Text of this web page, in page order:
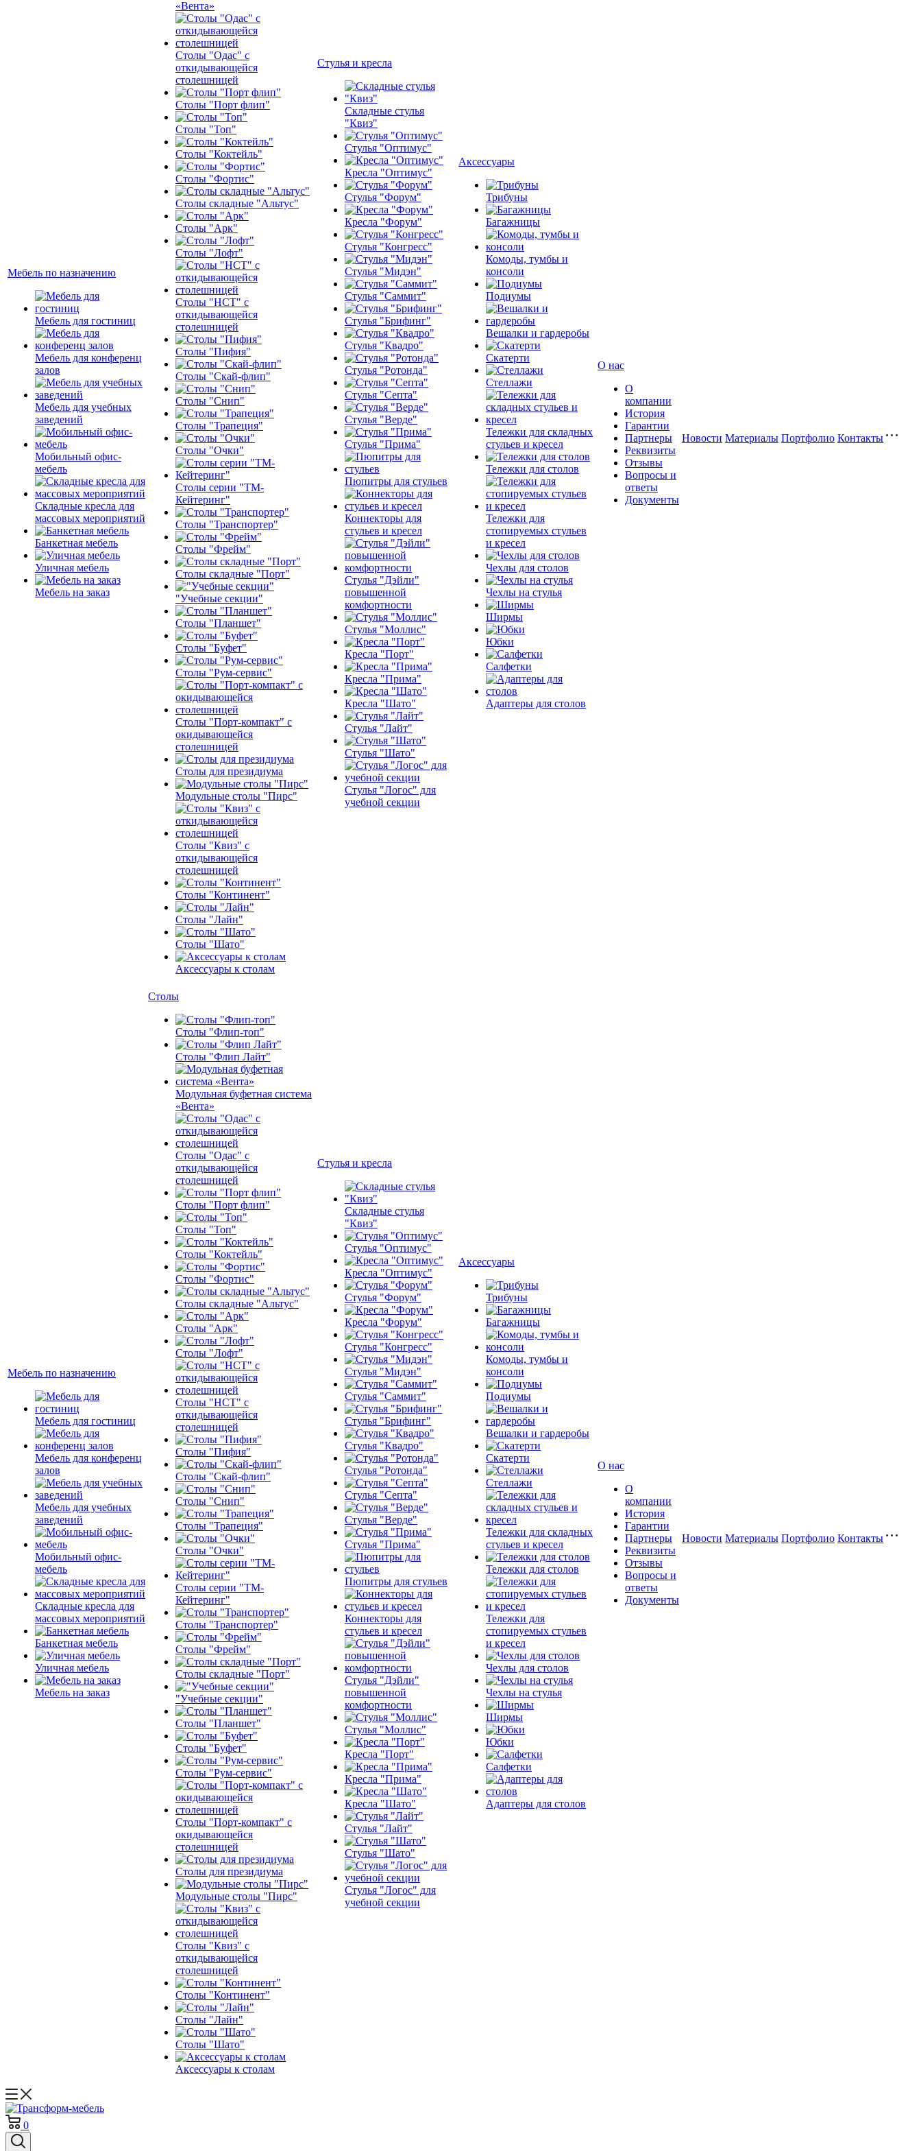
Мебель по назначению
Мебель для гостиниц
Мебель для конференц
залов
Мебель для учебных
заведений
Мобильный офис-
мебель
Складные кресла для
массовых мероприятий
Банкетная мебель
Уличная мебель
Мебель на заказ
«Вента»
Столы "Одас" с
откидывающейся
столешницей
Столы "Порт флип"
Столы "Топ"
Столы "Коктейль"
Столы "Фортис"
Столы складные "Альтус"
Столы "Арк"
Столы "Лофт"
Столы "НСТ" с
откидывающейся
столешницей
Столы "Пифия"
Столы "Скай-флип"
Столы "Снип"
Столы "Трапеция"
Столы "Очки"
Столы серии "ТМ-
Кейтеринг"
Столы "Транспортер"
Столы "Фрейм"
Столы складные "Порт"
"Учебные секции"
Столы "Планшет"
Столы "Буфет"
Столы "Рум-сервис"
Столы "Порт-компакт" с
окидывающейся
столешницей
Столы для президиума
Модульные столы "Пирс"
Столы "Квиз" с
откидывающейся
столешницей
Столы "Континент"
Столы "Лайн"
Столы "Шато"
Аксессуары к столам
Стулья и кресла
Складные стулья
"Квиз"
Стулья "Оптимус"
Кресла "Оптимус"
Стулья "Форум"
Кресла "Форум"
Стулья "Конгресс"
Стулья "Мидэн"
Стулья "Саммит"
Стулья "Брифинг"
Стулья "Квадро"
Стулья "Ротонда"
Стулья "Септа"
Стулья "Верде"
Стулья "Прима"
Пюпитры для стульев
Коннекторы для
стульев и кресел
Стулья "Дэйли"
повышенной
комфортности
Стулья "Моллис"
Кресла "Порт"
Кресла "Прима"
Кресла "Шато"
Стулья "Лайт"
Стулья "Шато"
Стулья "Логос" для
учебной секции
Аксессуары
Трибуны
Багажницы
Комоды, тумбы и
консоли
Подиумы
Вешалки и гардеробы
Скатерти
Стеллажи
Тележки для складных
стульев и кресел
Тележки для столов
Тележки для
стопируемых стульев
и кресел
Чехлы для столов
Чехлы на стулья
Ширмы
Юбки
Салфетки
Адаптеры для столов
О нас
О
компании
История
Гарантии
Партнеры
Реквизиты
Отзывы
Вопросы и
ответы
Документы
Новости Материалы Портфолио Контакты
Мебель по назначению
Мебель для гостиниц
Мебель для конференц
залов
Мебель для учебных
заведений
Мобильный офис-
мебель
Складные кресла для
массовых мероприятий
Банкетная мебель
Уличная мебель
Мебель на заказ
Столы
Столы "Флип-топ"
Столы "Флип Лайт"
Модульная буфетная система
«Вента»
Столы "Одас" с
откидывающейся
столешницей
Столы "Порт флип"
Столы "Топ"
Столы "Коктейль"
Столы "Фортис"
Столы складные "Альтус"
Столы "Арк"
Столы "Лофт"
Столы "НСТ" с
откидывающейся
столешницей
Столы "Пифия"
Столы "Скай-флип"
Столы "Снип"
Столы "Трапеция"
Столы "Очки"
Столы серии "ТМ-
Кейтеринг"
Столы "Транспортер"
Столы "Фрейм"
Столы складные "Порт"
"Учебные секции"
Столы "Планшет"
Столы "Буфет"
Столы "Рум-сервис"
Столы "Порт-компакт" с
окидывающейся
столешницей
Столы для президиума
Модульные столы "Пирс"
Столы "Квиз" с
откидывающейся
столешницей
Столы "Континент"
Столы "Лайн"
Столы "Шато"
Аксессуары к столам
Стулья и кресла
Складные стулья
"Квиз"
Стулья "Оптимус"
Кресла "Оптимус"
Стулья "Форум"
Кресла "Форум"
Стулья "Конгресс"
Стулья "Мидэн"
Стулья "Саммит"
Стулья "Брифинг"
Стулья "Квадро"
Стулья "Ротонда"
Стулья "Септа"
Стулья "Верде"
Стулья "Прима"
Пюпитры для стульев
Коннекторы для
стульев и кресел
Стулья "Дэйли"
повышенной
комфортности
Стулья "Моллис"
Кресла "Порт"
Кресла "Прима"
Кресла "Шато"
Стулья "Лайт"
Стулья "Шато"
Стулья "Логос" для
учебной секции
Аксессуары
Трибуны
Багажницы
Комоды, тумбы и
консоли
Подиумы
Вешалки и гардеробы
Скатерти
Стеллажи
Тележки для складных
стульев и кресел
Тележки для столов
Тележки для
стопируемых стульев
и кресел
Чехлы для столов
Чехлы на стулья
Ширмы
Юбки
Салфетки
Адаптеры для столов
О нас
О
компании
История
Гарантии
Партнеры
Реквизиты
Отзывы
Вопросы и
ответы
Документы
Новости Материалы Портфолио Контакты
0